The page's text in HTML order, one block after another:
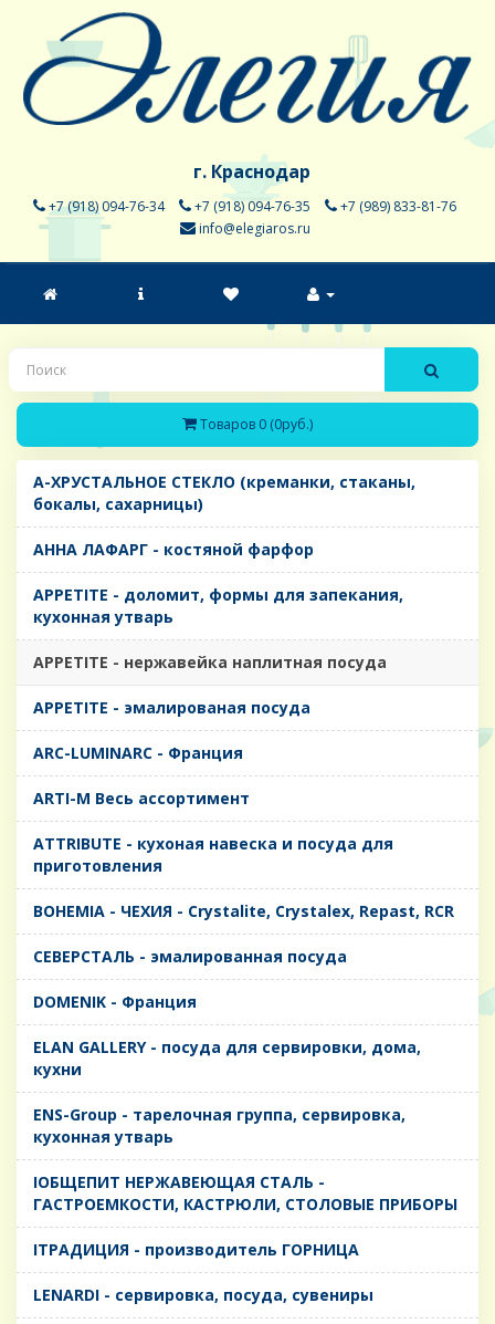
г. Краснодар
+7 (918) 094-76-34 +7 (918) 094-76-35
+7 (989) 833-81-76
info@elegiaros.ru
Товаров 0 (0руб.)
A-ХРУСТАЛЬНОЕ СТЕКЛО (креманки, стаканы,
бокалы, сахарницы)
AHHA ЛАФАРГ - костяной фарфор
APPETITE - доломит, формы для запекания,
кухонная утварь
APPETITE - нержавейка наплитная посуда
APPETITE - эмалированая посуда
ARC-LUMINARC - Франция
ARTI-M Весь ассортимент
ATTRIBUTE - кухоная навеска и посуда для
приготовления
BOHEMIA - ЧЕХИЯ - Crystalite, Crystalex, Repast, RCR
CЕВЕРСТАЛЬ - эмалированная посуда
DOMENIK - Франция
ELAN GALLERY - посуда для сервировки, дома,
кухни
ENS-Group - тарелочная группа, сервировка,
кухонная утварь
IОБЩЕПИТ НЕРЖАВЕЮЩАЯ СТАЛЬ -
ГАСТРОЕМКОСТИ, КАСТРЮЛИ, СТОЛОВЫЕ ПРИБОРЫ
IТРАДИЦИЯ - производитель ГОРНИЦА
LENARDI - сервировка, посуда, сувениры